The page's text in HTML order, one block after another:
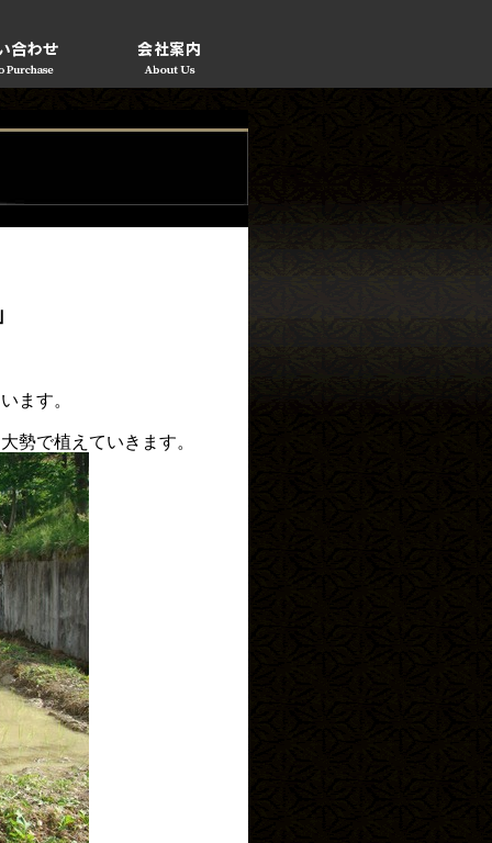
ます。
勢で植えていきます。